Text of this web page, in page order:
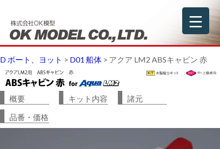
D ボート、ヨット > D01 船体 > アクア LM2 ABSキャビン 赤
概要 キット内容
諸元
品番・価格